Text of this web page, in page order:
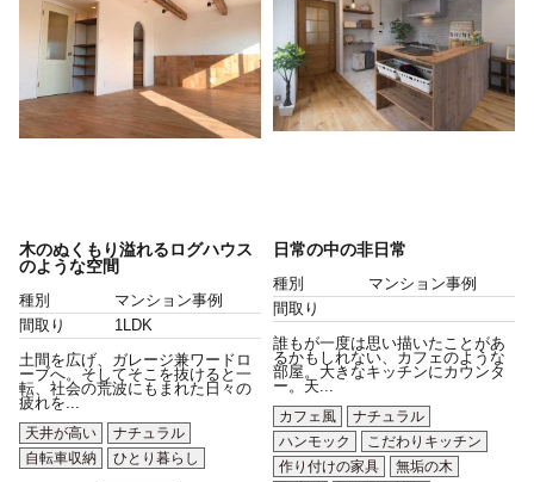
木のぬくもり溢れるログハウス
のような空間
種別
マンション事例
間取り
1LDK
土間を広げ、ガレージ兼ワードロ
ーブへ。そしてそこを抜けると一
転、社会の荒波にもまれた日々の
疲れを...
天井が高い
ナチュラル
自転車収納
ひとり暮らし
日常の中の非日常
種別
マンション事例
間取り
誰もが一度は思い描いたことがあ
るかもしれない、カフェのような
部屋。大きなキッチンにカウンタ
ー。天...
カフェ風
ナチュラル
ハンモック
こだわりキッチン
作り付けの家具
無垢の木